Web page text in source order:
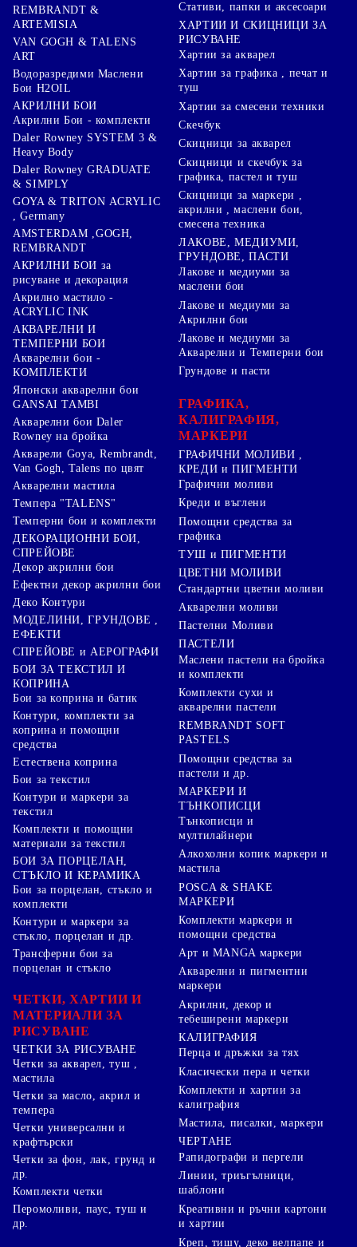
REMBRANDT &
ARTEMISIA
VAN GOGH & TALENS
ART
Водоразредими Маслени
Бои H2OIL
АКРИЛНИ БОИ
Акрилни Бои - комплекти
Daler Rowney SYSTEM 3 &
Heavy Body
Daler Rowney GRADUATE
& SIMPLY
GOYA & TRITON АCRYLIC
, Germany
AMSTERDAM ,GOGH,
REMBRANDT
АКРИЛНИ БОИ за
рисуване и декорация
Акрилно мастило -
ACRYLIC INK
АКВАРЕЛНИ И
ТЕМПЕРНИ БОИ
Акварелни бои -
КОМПЛЕКТИ
Японски акварелни бои
GANSAI TAMBI
Акварелни бои Daler
Rowney на бройка
Акварели Goya, Rembrandt,
Van Gogh, Talens по цвят
Акварелни мастила
Темпера "TALENS"
Темперни бои и комплекти
ДЕКОРАЦИОННИ БОИ,
СПРЕЙОВЕ
Декор акрилни бои
Ефектни декор акрилни бои
Деко Контури
МОДЕЛИНИ, ГРУНДОВЕ ,
ЕФЕКТИ
СПРЕЙОВЕ и АЕРОГРАФИ
БОИ ЗА ТЕКСТИЛ И
КОПРИНА
Бои за коприна и батик
Контури, комплекти за
коприна и помощни
средства
Естествена коприна
Бои за текстил
Контури и маркери за
текстил
Комплекти и помощни
материали за текстил
БОИ ЗА ПОРЦЕЛАН,
СТЪКЛО И КЕРАМИКА
Бои за порцелан, стъкло и
комплекти
Контури и маркери за
стъкло, порцелан и др.
Трансферни бои за
порцелан и стъкло
ЧЕТКИ, ХАРТИИ И
МАТЕРИАЛИ ЗА
РИСУВАНЕ
ЧЕТКИ ЗА РИСУВАНЕ
Четки за акварел, туш ,
мастила
Четки за масло, акрил и
темпера
Четки универсални и
крафтърски
Четки за фон, лак, грунд и
др.
Комплекти четки
Стативи, папки и аксесоари
ХАРТИИ И СКИЦНИЦИ ЗА
РИСУВАНЕ
Хартии за акварел
Хартии за графика , печат и
туш
Хартии за смесени техники
Скечбук
Скицници за акварел
Скицници и скечбук за
графика, пастел и туш
Скицници за маркери ,
акрилни , маслени бои,
смесена техника
ЛАКОВЕ, МЕДИУМИ,
ГРУНДОВЕ, ПАСТИ
Лакове и медиуми за
маслени бои
Лакове и медиуми за
Акрилни бои
Лакове и медиуми за
Акварелни и Темперни бои
Грундове и пасти
ГРАФИКА,
КАЛИГРАФИЯ,
МАРКЕРИ
ГРАФИЧНИ МОЛИВИ ,
КРЕДИ и ПИГМЕНТИ
Графични моливи
Креди и въглени
Помощни средства за
графика
ТУШ и ПИГМЕНТИ
ЦВЕТНИ МОЛИВИ
Стандартни цветни моливи
Акварелни моливи
Пастелни Моливи
ПАСТЕЛИ
Маслени пастели на бройка
и комплекти
Комплекти сухи и
акварелни пастели
REMBRANDT SOFT
PASTELS
Помощни средства за
пастели и др.
МАРКЕРИ И
ТЪНКОПИСЦИ
Тънкописци и
мултилайнери
Алкохолни копик маркери и
мастила
POSCA & SHAKE
МАРКЕРИ
Комплекти маркери и
помощни средства
Арт и MANGA маркери
Акварелни и пигментни
маркери
Акрилни, декор и
тебеширени маркери
КАЛИГРАФИЯ
Перца и дръжки за тях
Класически пера и четки
Комплекти и хартии за
калиграфия
Мастила, писалки, маркери
ЧЕРТАНЕ
Рапидографи и пергели
Линии, триъгълници,
шаблони
Перомоливи, паус, туш и
др.
Креативни и ръчни картони
и хартии
Креп, тишу, деко велпапе и